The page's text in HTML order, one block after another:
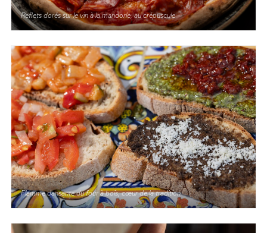
Reflets dorés sur le vin à la mandorle, au crépuscule
Flamme dansante du four à bois, cœur de la tradition